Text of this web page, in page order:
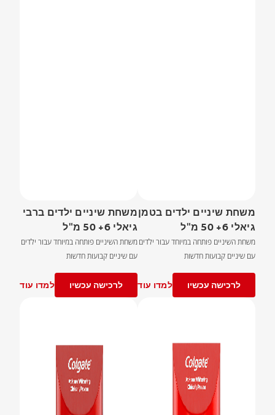
משחת שיניים ילדים בטמן
גיאלי 6+ 50 מ"ל
משחת השיניים פותחה במיוחד עבור ילדים
עם שיניים קבועות חדשות
לרכישה עכשיו למדו עוד
משחת שיניים ילדים ברבי
גיאלי 6+ 50 מ"ל
משחת השיניים פותחה במיוחד עבור ילדים
עם שיניים קבועות חדשות
לרכישה עכשיו למדו עוד